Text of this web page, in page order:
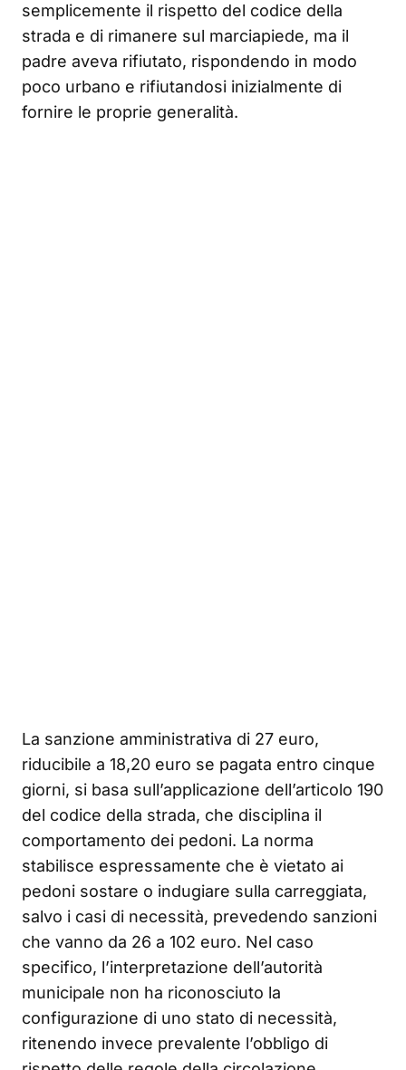
semplicemente il rispetto del codice della
strada e di rimanere sul marciapiede, ma il
padre aveva rifiutato, rispondendo in modo
poco urbano e rifiutandosi inizialmente di
fornire le proprie generalità.
La sanzione amministrativa di 27 euro,
riducibile a 18,20 euro se pagata entro cinque
giorni, si basa sull’applicazione dell’articolo 190
del codice della strada, che disciplina il
comportamento dei pedoni. La norma
stabilisce espressamente che è vietato ai
pedoni sostare o indugiare sulla carreggiata,
salvo i casi di necessità, prevedendo sanzioni
che vanno da 26 a 102 euro. Nel caso
specifico, l’interpretazione dell’autorità
municipale non ha riconosciuto la
configurazione di uno stato di necessità,
ritenendo invece prevalente l’obbligo di